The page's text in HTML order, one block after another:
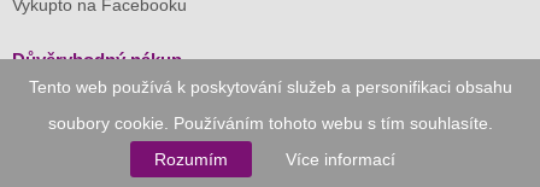
Tento web používá k poskytování služeb a personifikaci obsahu
soubory cookie. Používáním tohoto webu s tím souhlasíte.
Rozumím
Více informací
Vykupto na Facebooku
Důvěryhodný nákup
Naše společnost je členem Asociace pro elektronickou
komerci (APEK)